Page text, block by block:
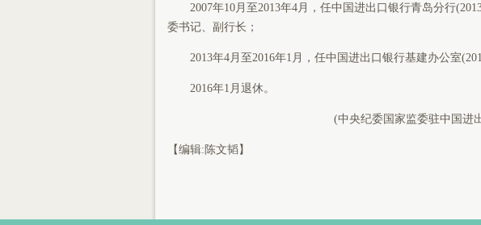
2007年10月至2013年4月，任中国进出口银行青岛分行
委书记、副行长；
2013年4月至2016年1月，任中国进出口银行基建办公室
2016年1月退休。
(中央纪委国家监委驻中国进
【编辑:陈文韬】